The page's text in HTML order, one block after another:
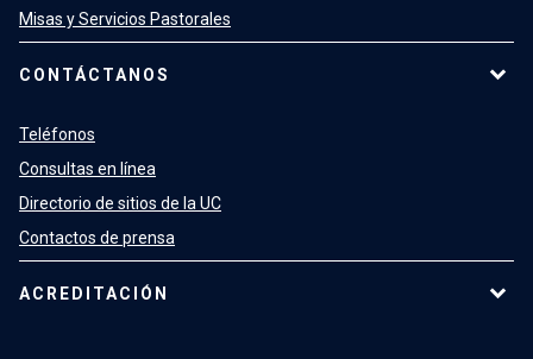
Misas y Servicios Pastorales
CONTÁCTANOS
Teléfonos
Consultas en línea
Directorio de sitios de la UC
Contactos de prensa
ACREDITACIÓN